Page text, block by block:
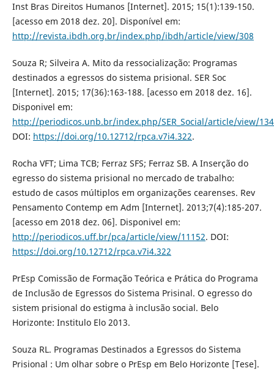
Inst Bras Direitos Humanos [Internet]. 2015; 15(1):139-150.
[acesso em 2018 dez. 20]. Disponível em:
http://revista.ibdh.org.br/index.php/ibdh/article/view/308
Souza R; Silveira A. Mito da ressocialização: Programas
destinados a egressos do sistema prisional. SER Soc
[Internet]. 2015; 17(36):163-188. [acesso em 2018 dez. 16].
Disponivel em:
http://periodicos.unb.br/index.php/SER_Social/article/view/
DOI: https://doi.org/10.12712/rpca.v7i4.322.
Rocha VFT; Lima TCB; Ferraz SFS; Ferraz SB. A Inserção do
egresso do sistema prisional no mercado de trabalho:
estudo de casos múltiplos em organizações cearenses. Rev
Pensamento Contemp em Adm [Internet]. 2013;7(4):185-207.
[acesso em 2018 dez. 06]. Disponivel em:
http://periodicos.uff.br/pca/article/view/11152. DOI:
https://doi.org/10.12712/rpca.v7i4.322
PrEsp Comissão de Formação Teórica e Prática do Programa
de Inclusão de Egressos do Sistema Prisinal. O egresso do
sistem prisional do estigma à inclusão social. Belo
Horizonte: Institulo Elo 2013.
Souza RL. Programas Destinados a Egressos do Sistema
Prisional : Um olhar sobre o PrEsp em Belo Horizonte [Tese].